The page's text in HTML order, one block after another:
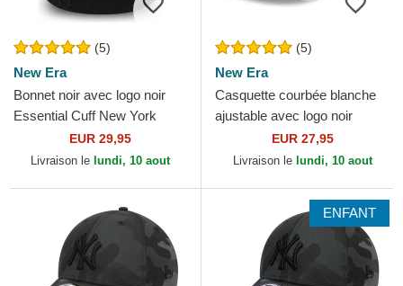
(5)
New Era
Bonnet noir avec logo noir
Essential Cuff New York
Yankees MLB New Era
EUR 29,95
Livraison le lundi, 10 aout
(5)
New Era
Casquette courbée blanche
ajustable avec logo noir
9TWENTY Core Classic
Chicago White Sox MLB
EUR 27,95
Livraison le lundi, 10 aout
ENFANT